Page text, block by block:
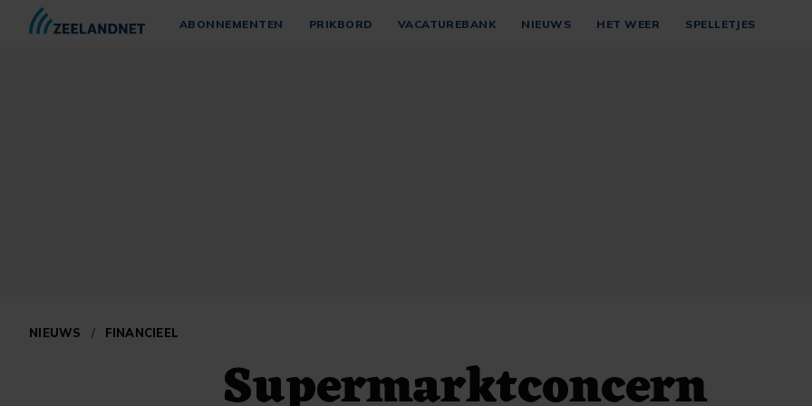
ABONNEMENTEN PRIKBORD VACATUREBANK NIEUWS HET WEER SPELLETJES
NIEUWS / FINANCIEEL